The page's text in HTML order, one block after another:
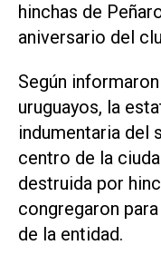
hinchas de
aniversario del
Según
uruguayos, la
indumentaria del
centro de la
destruida por
congregaron
de la entidad.